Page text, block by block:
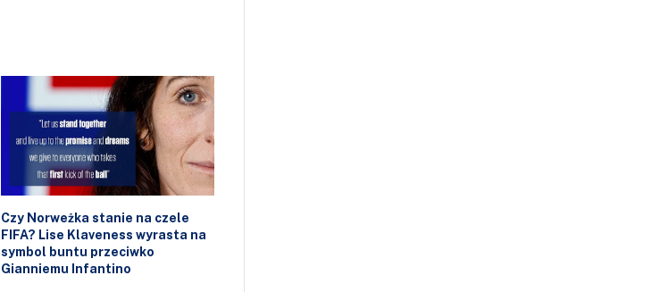
Czy Norweżka stanie na czele
FIFA? Lise Klaveness wyrasta na
symbol buntu przeciwko
Gianniemu Infantino